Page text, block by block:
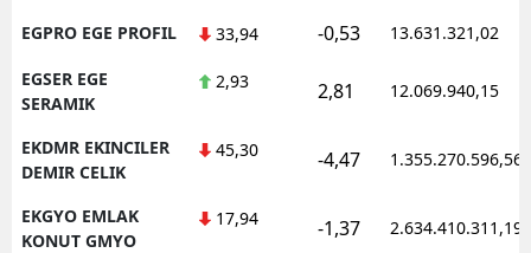
EGPRO EGE PROFIL 33,94 -0,53 13.631.321,02
EGSER EGE
SERAMIK
2,93 2,81 12.069.940,15
EKDMR EKINCILER
DEMIR CELIK
45,30 -4,47 1.355.270.596,56
EKGYO EMLAK
KONUT GMYO
17,94 -1,37 2.634.410.311,19